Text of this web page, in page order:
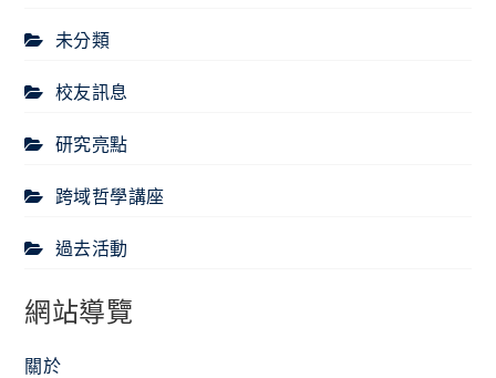
未分類
校友訊息
研究亮點
跨域哲學講座
過去活動
網站導覽
關於